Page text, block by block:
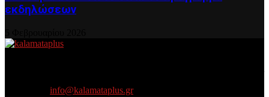
εκδηλώσεων
info@kalamataplus.gr